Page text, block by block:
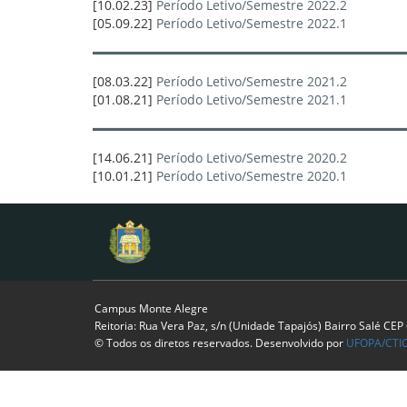
[10.02.23] Período Letivo/Semestre 2022.2
[05.09.22] Período Letivo/Semestre 2022.1
[08.03.22] Período Letivo/Semestre 2021.2
[01.08.21] Período Letivo/Semestre 2021.1
[14.06.21] Período Letivo/Semestre 2020.2
[10.01.21] Período Letivo/Semestre 2020.1
Campus Monte Alegre
Reitoria: Rua Vera Paz, s/n (Unidade Tapajós) Bairro Salé
© Todos os diretos reservados. Desenvolvido por UFOPA/